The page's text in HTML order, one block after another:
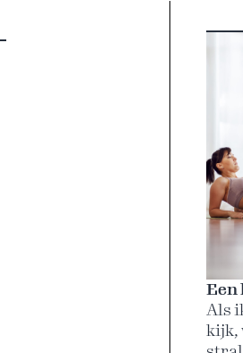
Een
Als
kijk,